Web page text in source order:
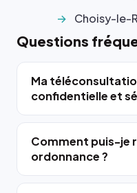
Choisy-le-
Questions
Ma
confidentielle et
Comment puis-je
ordonnance ?